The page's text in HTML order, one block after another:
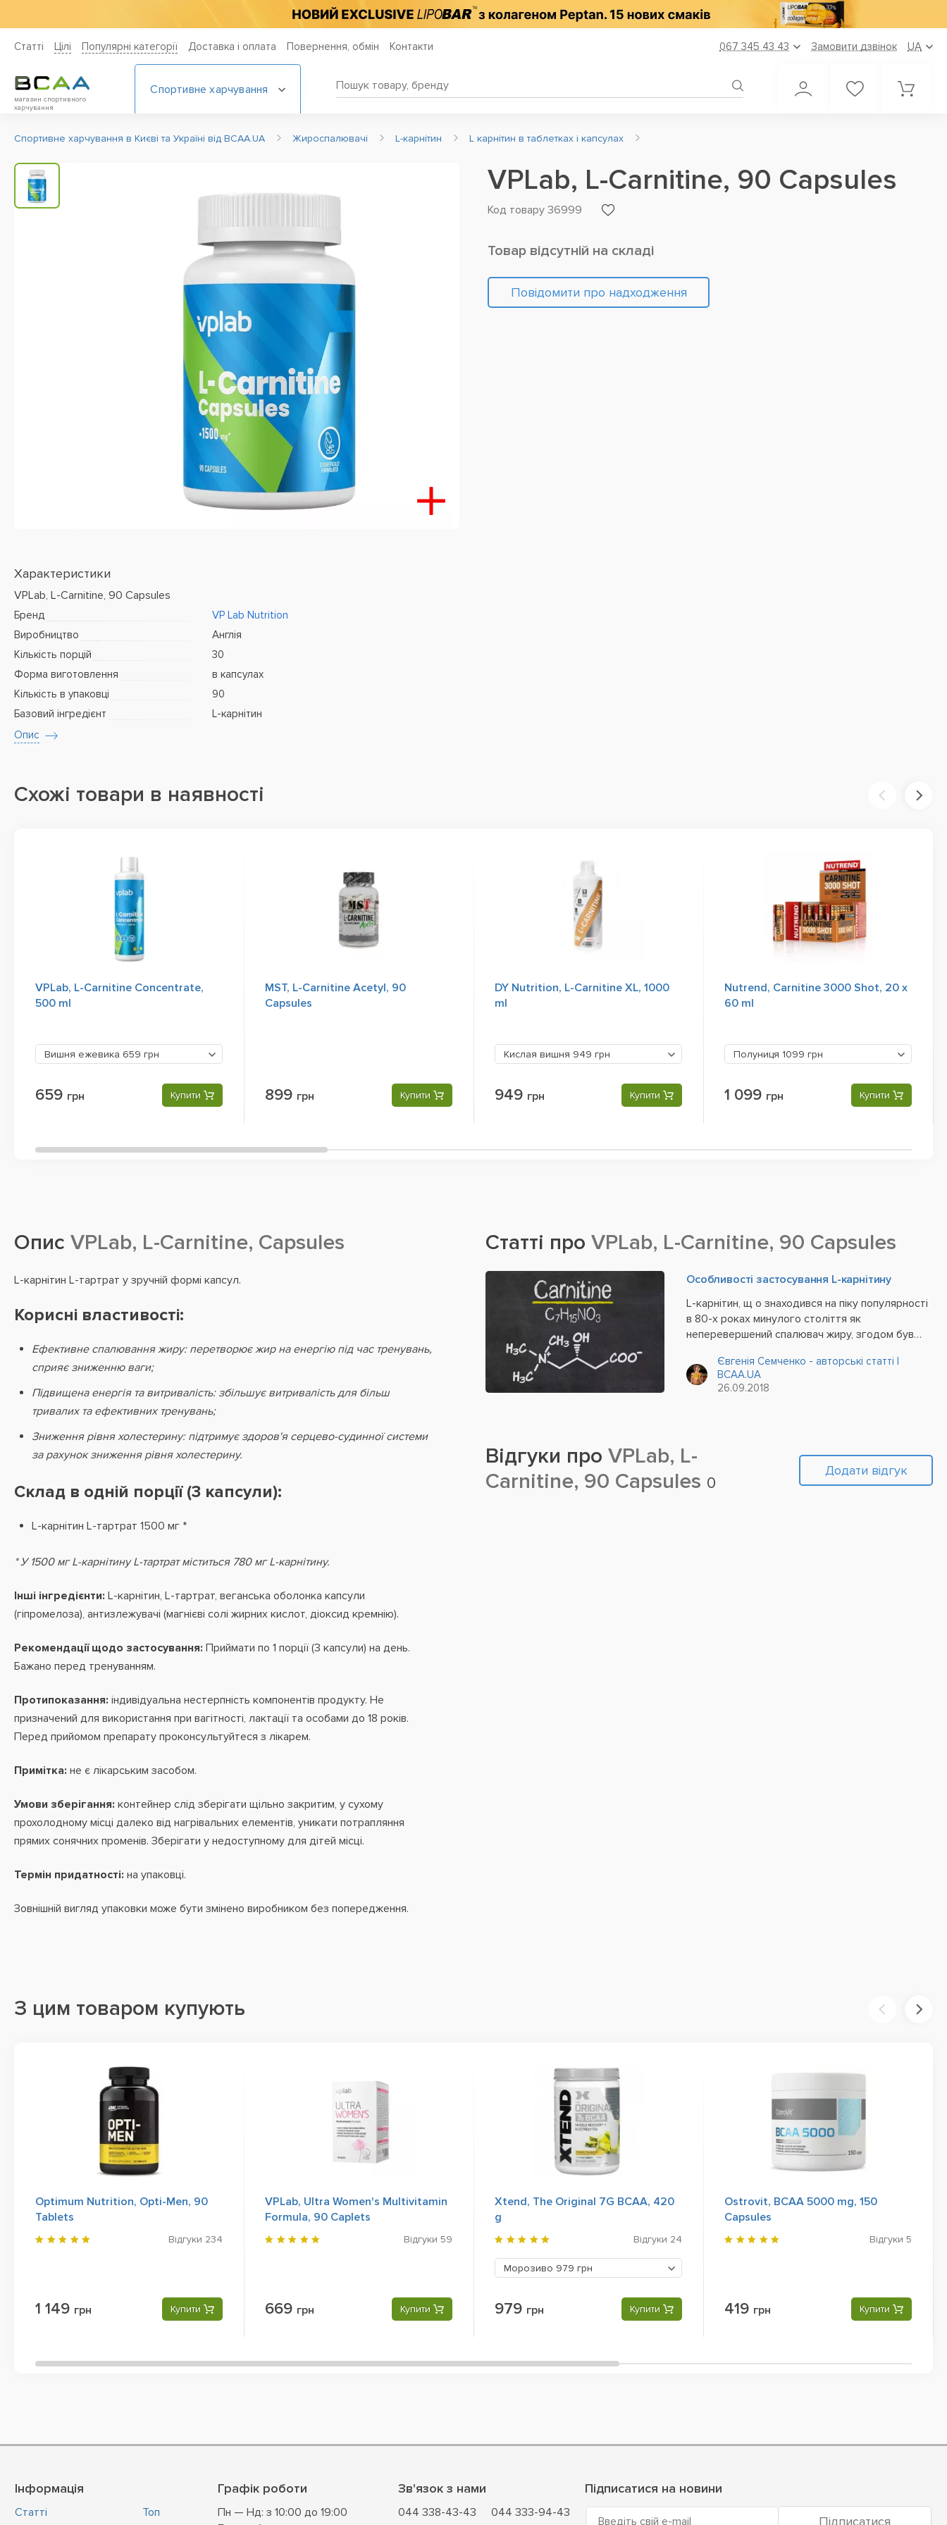
Статті Цiлi Популярні категорії Доставка і оплата Повернення, обмін Контакти 067 345 43 43 Замовити дзвінок UA
магазин спортивного
харчування
Спортивне харчування
Спортивне харчування в Києві та Україні від BCAA.UA Жироспалювачі L-карнітин L карнітин в таблетках і капсулах
Характеристики
VPLab, L-Carnitine, 90 Capsules
Бренд
VP Lab Nutrition
Виробництво
Англія
Кількість порцій
30
Форма виготовлення
в капсулах
Кількість в упаковці
90
Базовий інгредієнт
L-карнітин
Опис
VPLab, L-Carnitine, 90 Capsules
Код товару 36999
Товар відсутній на складі
Повідомити про надходження
Схожі товари в наявності
VPLab, L-Carnitine Concentrate,
500 ml
Вишня ежевика 659 грн
659 грн Купити
MST, L-Carnitine Acetyl, 90
Capsules
899 грн Купити
DY Nutrition, L-Carnitine XL, 1000
ml
Кислая вишня 949 грн
949 грн Купити
Nutrend, Carnitine 3000 Shot, 20 x
60 ml
Полуниця 1099 грн
1 099 грн Купити
Опис VPLab, L-Carnitine, Capsules
L-карнітин L-тартрат у зручній формі капсул.
Корисні властивості:
Ефективне спалювання жиру: перетворює жир на енергію під час тренувань,
сприяє зниженню ваги;
Підвищена енергія та витривалість: збільшує витривалість для більш
тривалих та ефективних тренувань;
Зниження рівня холестерину: підтримує здоров'я серцево-судинної системи
за рахунок зниження рівня холестерину.
Склад в одній порції (3 капсули):
L-карнітин L-тартрат 1500 мг *
* У 1500 мг L-карнітину L-тартрат міститься 780 мг L-карнітину.
Інші інгредієнти: L-карнітин, L-тартрат, веганська оболонка капсули
(гіпромелоза), антизлежувачі (магнієві солі жирних кислот, діоксид кремнію).
Рекомендації щодо застосування: Приймати по 1 порції (3 капсули) на день.
Бажано перед тренуванням.
Протипоказання: індивідуальна нестерпність компонентів продукту. Не
призначений для використання при вагітності, лактації та особами до 18 років.
Перед прийомом препарату проконсультуйтеся з лікарем.
Примітка: не є лікарським засобом.
Умови зберігання: контейнер слід зберігати щільно закритим, у сухому
прохолодному місці далеко від нагрівальних елементів, уникати потрапляння
прямих сонячних променів. Зберігати у недоступному для дітей місці.
Термін придатності: на упаковці.
Зовнішній вигляд упаковки може бути змінено виробником без попередження.
Статті про VPLab, L-Carnitine, 90 Capsules
Особливості застосування L-карнітину
L-карнітин, щ о знаходився на піку популярності
в 80-х роках минулого століття як
неперевершений спалювач жиру, згодом був
нещодавно йому знову вдалося зайняти
належне гідне місце в ряду спортивних і
Євгенія Семченко - авторські статті |
BCAA.UA
26.09.2018
Відгуки про VPLab, L-
Carnitine, 90 Capsules 0
Додати відгук
З цим товаром купують
Optimum Nutrition, Opti-Men, 90
Tablets
Відгуки 234
1 149 грн Купити
VPLab, Ultra Women's Multivitamin
Formula, 90 Caplets
Відгуки 59
669 грн Купити
Xtend, The Original 7G BCAA, 420
g
Відгуки 24
Морозиво 979 грн
979 грн Купити
Ostrovit, BCAA 5000 mg, 150
Capsules
Відгуки 5
419 грн Купити
Інформація
Статті Топ
Графік роботи
Пн — Нд: з 10:00 до 19:00
Зв'язок з нами
044 338-43-43 044 333-94-43
Підписатися на новини
Введіть свій e-mail Підписатися